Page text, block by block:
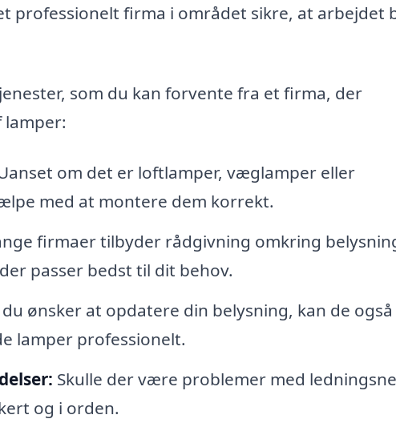
professionelt firma i området sikre, at arbejdet
som du kan forvente fra et firma, der
om det er loftlamper, væglamper eller
med at montere dem korrekt.
firmaer tilbyder rådgivning omkring
passer bedst til dit behov.
du ønsker at opdatere din belysning, kan de også
lamper professionelt.
Skulle der være problemer med
og i orden.